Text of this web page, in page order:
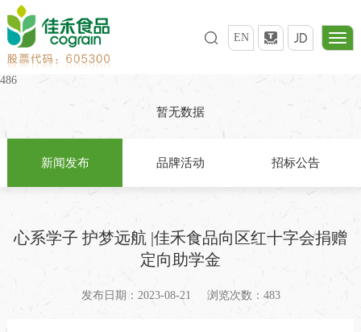
EN
486
暂无数据
新闻发布 品牌活动 招标公告
心系学子 护梦远航 |佳禾食品向区红十字会捐赠
定向助学金
发布日期：2023-08-21 浏览次数：483